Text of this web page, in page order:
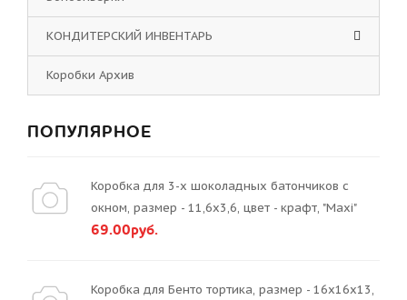
КОНДИТЕРСКИЙ ИНВЕНТАРЬ
Коробки Архив
ПОПУЛЯРНОЕ
Коробка для 3-х шоколадных батончиков с
окном, размер - 11,6х3,6, цвет - крафт, "Maxi"
69.00руб.
Коробка для Бенто тортика, размер - 16х16х13,